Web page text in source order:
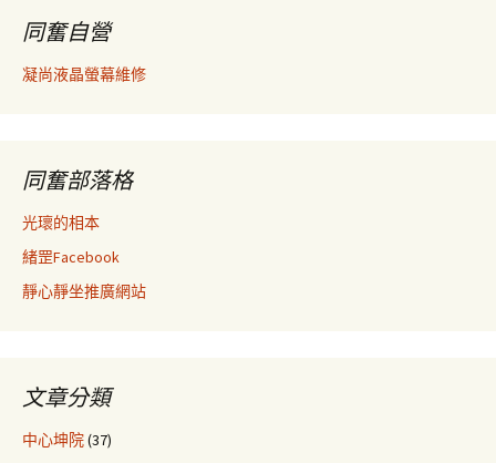
同奮自營
凝尚液晶螢幕維修
同奮部落格
光瓌的相本
緒罡Facebook
靜心靜坐推廣網站
文章分類
中心坤院(37)